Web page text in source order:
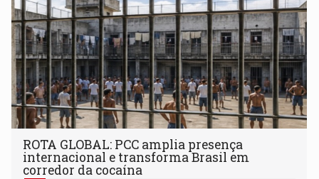
ROTA GLOBAL: PCC amplia presença
internacional e transforma Brasil em
corredor da cocaína